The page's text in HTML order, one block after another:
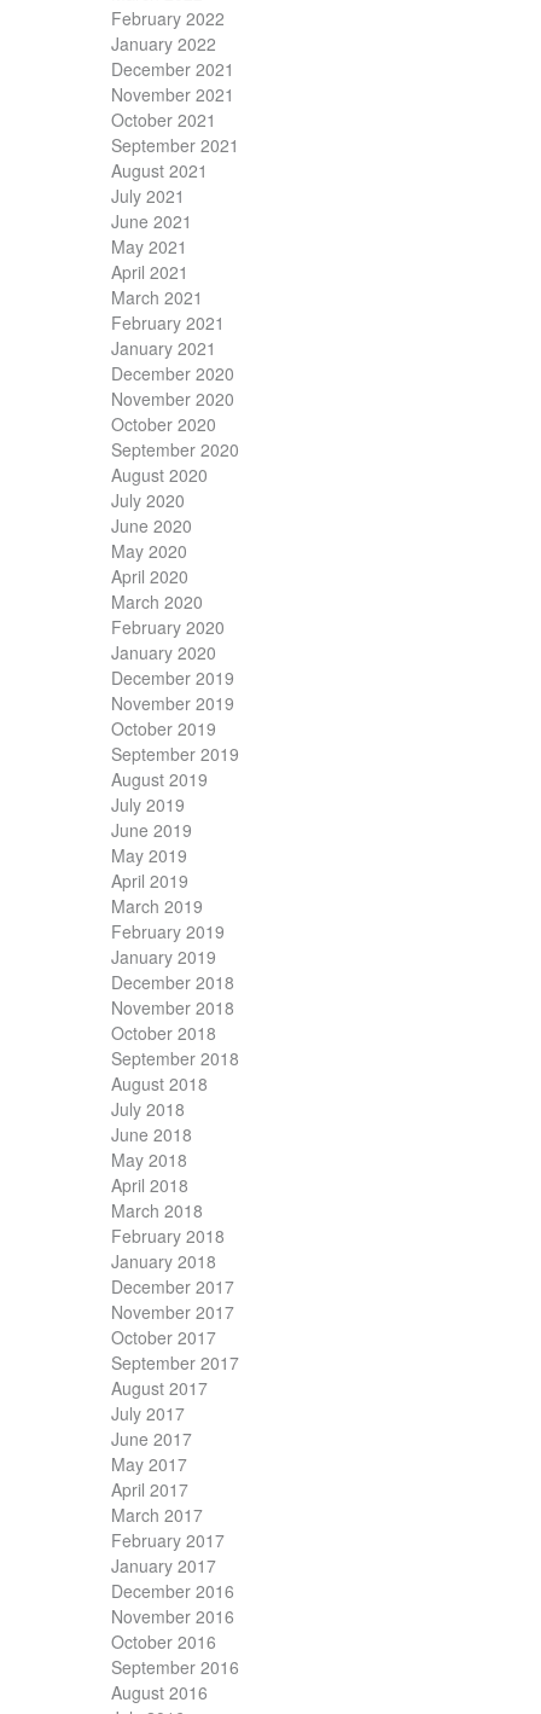
February 2022
January 2022
December 2021
November 2021
October 2021
September 2021
August 2021
July 2021
June 2021
May 2021
April 2021
March 2021
February 2021
January 2021
December 2020
November 2020
October 2020
September 2020
August 2020
July 2020
June 2020
May 2020
April 2020
March 2020
February 2020
January 2020
December 2019
November 2019
October 2019
September 2019
August 2019
July 2019
June 2019
May 2019
April 2019
March 2019
February 2019
January 2019
December 2018
November 2018
October 2018
September 2018
August 2018
July 2018
June 2018
May 2018
April 2018
March 2018
February 2018
January 2018
December 2017
November 2017
October 2017
September 2017
August 2017
July 2017
June 2017
May 2017
April 2017
March 2017
February 2017
January 2017
December 2016
November 2016
October 2016
September 2016
August 2016